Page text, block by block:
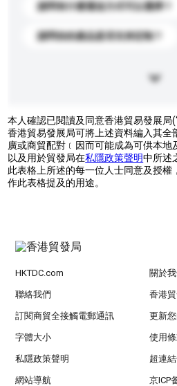
請問有什麼運送方式可以選擇？
請問你的產品是否支持定制？
本人確認已閱讀及同意香港貿易發展局
香港貿易發展局可將上述資料編入其全
廣或商貿配對﹝因而可能成為可供本地
以及用於貿發局在私隱政策聲明中所述
此表格上所述的每一位人士同意及授權
作此表格提及的用途。
HKTDC.com 關於
聯絡我們 香港
訂閱商貿全接觸電郵通訊 更新
字體大小 使用
私隱政策聲明 超連
網站導航 京ICP